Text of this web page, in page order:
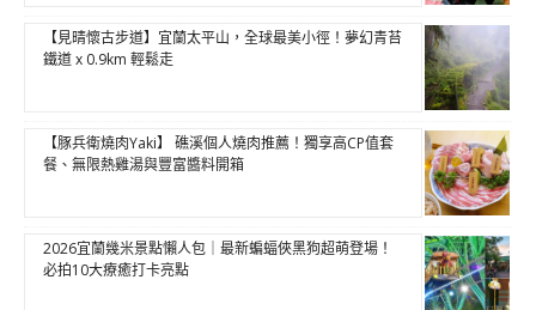
【見晴懷古步道】宜蘭太平山，全球最美小徑！夢幻青苔
鐵道 x 0.9km 輕鬆走
【豚兵衛燒肉Yaki】 礁溪個人燒肉推薦！獨享高CP值套
餐、無限熱雞湯與豐富醬料開箱
2026宜蘭幾米景點懶人包｜最新蝙蝠俠黑狗超萌登場！
必拍10大療癒打卡亮點